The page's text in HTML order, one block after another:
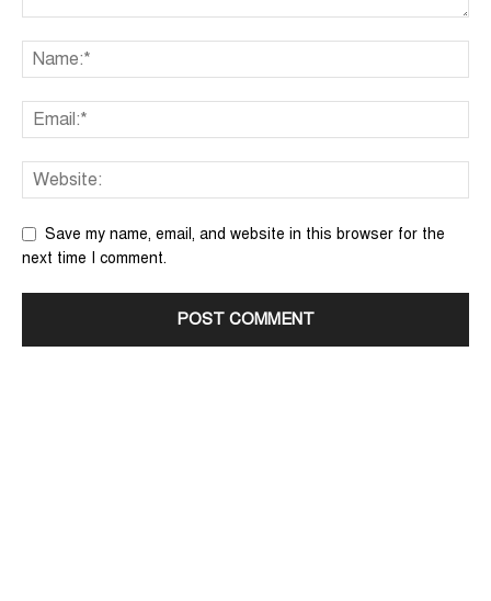
Save my name, email, and website in this browser for the
next time I comment.